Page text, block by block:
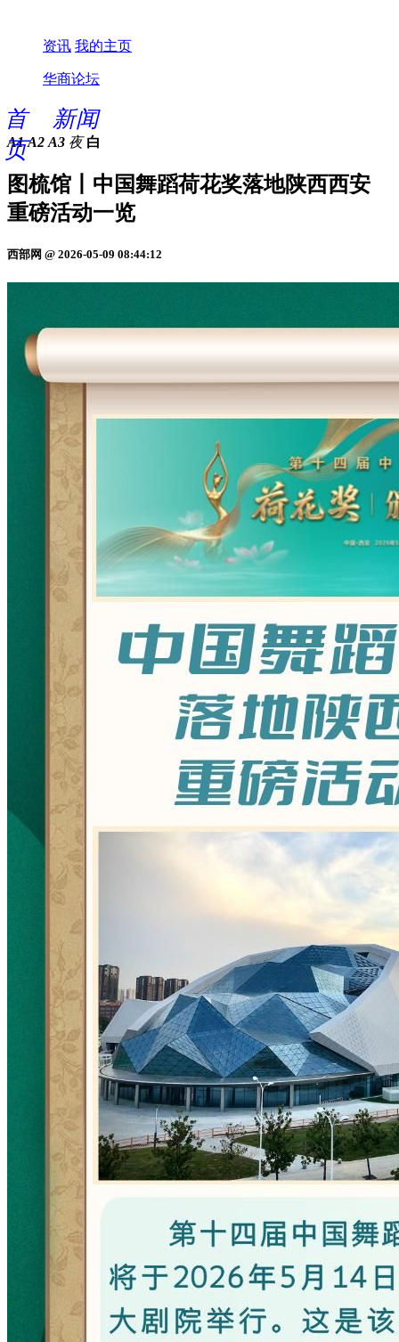
资讯 我的主页
华商论坛
首
页
新闻
A1 A2 A3 夜 白
图梳馆丨中国舞蹈荷花奖落地陕西西安
重磅活动一览
西部网 @ 2026-05-09 08:44:12